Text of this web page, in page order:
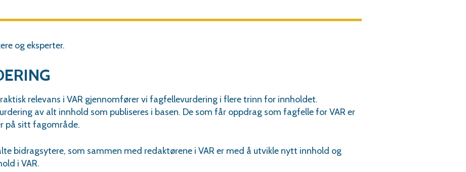
og eksperter.
relevans i VAR gjennomfører vi fagfellevurdering i flere trinn for innholdet.
av alt innhold som publiseres i basen. De som får oppdrag som fagfelle for VAR er
på sitt fagområde.
bidragsytere, som sammen med redaktørene i VAR er med å utvikle nytt innhold og
i VAR.